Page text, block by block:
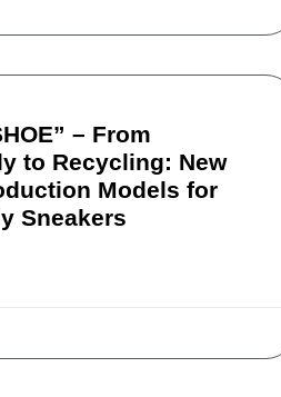
– From
to Recycling: New
Models for
Sneakers